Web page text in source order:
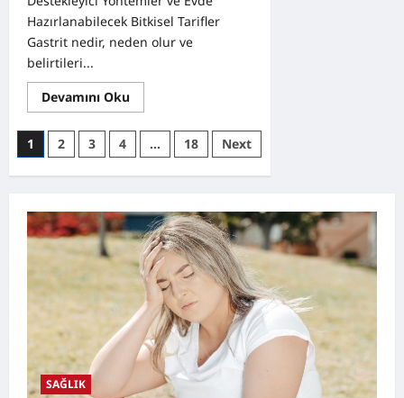
Hazırlanabilecek Bitkisel Tarifler
Gastrit nedir, neden olur ve
belirtileri...
Devamını Oku
more
Gastrit
Nedir?
Belirtileri,
ve
Evde
Hazırlanabilecek
Bitkisel
Tarifler
Yazı
sayfalaması
1 2 3 4 … 18 Next
SAĞLIK